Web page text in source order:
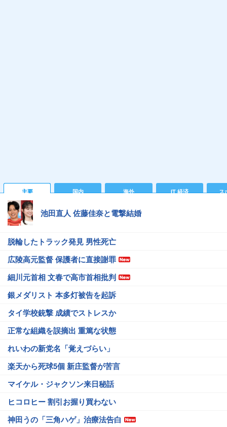
主要 国内 海外 IT 経済 ス
池田直人 佐藤佳奈と電撃結婚
脱輪したトラック発見 男性死亡
広陵高元監督 保護者に直接謝罪
細川元首相 文春で高市首相批判
銀メダリスト 本多灯被告を起訴
タイ学校銃撃 成績でストレスか
正常な組織を誤摘出 重篤な状態
れいわの新党名「覚えづらい」
楽天から死球5個 新庄監督が苦言
マイケル・ジャクソン来日秘話
ヒコロヒー 割引お握り買わない
神田うの「三角ハゲ」治療法告白